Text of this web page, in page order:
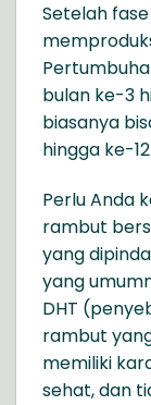
Setelah
bulan ke-3
biasanya
hingga ke-
Perlu Anda
rambut
yang
yang
DHT
rambut
memiliki
sehat, dan